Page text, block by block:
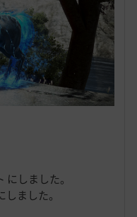
しました。
ました。